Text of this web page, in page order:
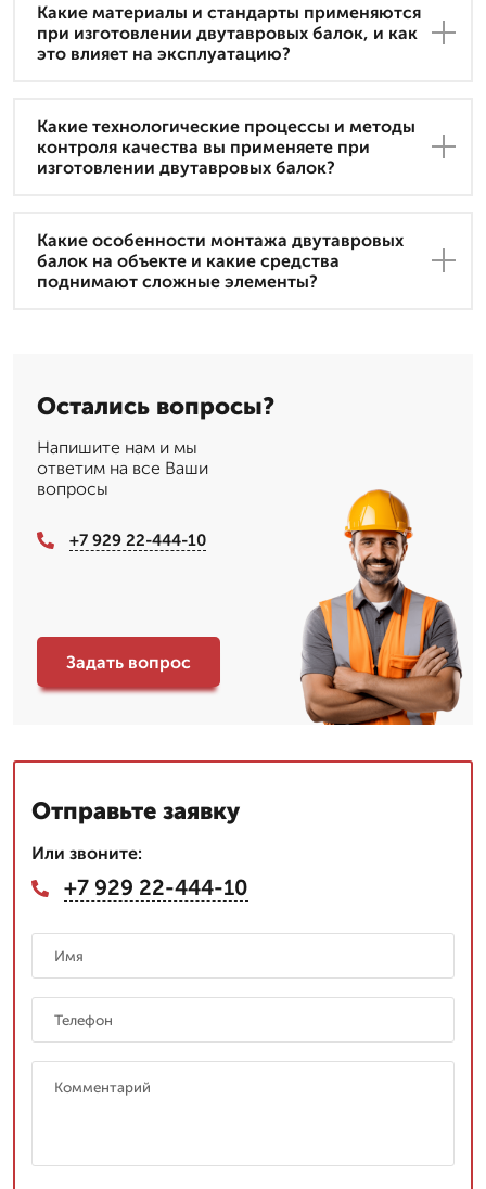
Какие материалы и стандарты применяются
при изготовлении двутавровых балок, и как
это влияет на эксплуатацию?
Какие технологические процессы и методы
контроля качества вы применяете при
изготовлении двутавровых балок?
Какие особенности монтажа двутавровых
балок на объекте и какие средства
поднимают сложные элементы?
Остались вопросы?
Напишите нам и мы
ответим на все Ваши
вопросы
+7 929 22-444-10
Задать вопрос
Отправьте заявку
Или звоните:
+7 929 22-444-10